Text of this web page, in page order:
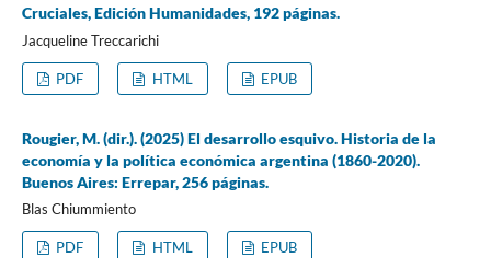
Cruciales, Edición Humanidades, 192 páginas.
Jacqueline Treccarichi
PDF HTML EPUB
Rougier, M. (dir.). (2025) El desarrollo esquivo. Historia de la
economía y la política económica argentina (1860-2020).
Buenos Aires: Errepar, 256 páginas.
Blas Chiummiento
PDF HTML EPUB